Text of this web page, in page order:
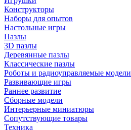
Конструкторы
Наборы для опытов
Настольные игры
Пазлы
3D пазлы
Деревянные пазлы
Классические пазлы
Роботы и радиоуправляемые модели
Развивающие игры
Раннее развитие
Сборные модели
Интерьерные миниатюры
Сопутствующие товары
Техника